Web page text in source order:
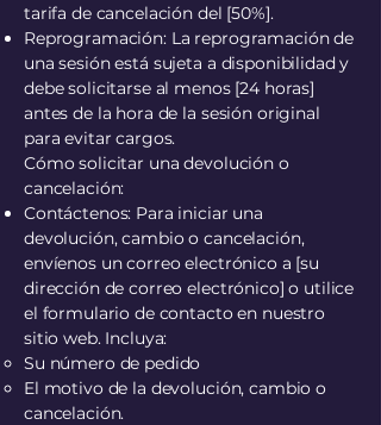
tarifa de cancelación del [50%].
Reprogramación: La reprogramación de
una sesión está sujeta a disponibilidad y
debe solicitarse al menos [24 horas]
antes de la hora de la sesión original
para evitar cargos.
Cómo solicitar una devolución o
cancelación:
Contáctenos: Para iniciar una
devolución, cambio o cancelación,
envíenos un correo electrónico a [su
dirección de correo electrónico] o utilice
el formulario de contacto en nuestro
sitio web. Incluya:
Su número de pedido
El motivo de la devolución, cambio o
cancelación.